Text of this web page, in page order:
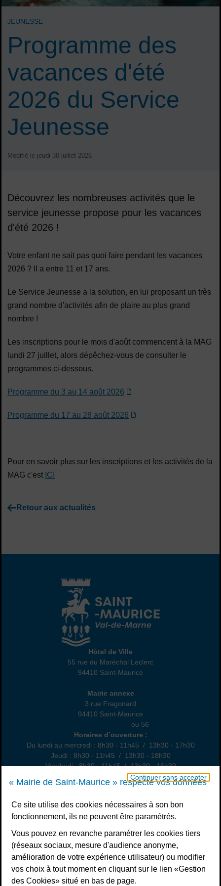
Continuer sans accepter
« Mairie de Saint-Maurice » respecte vos données
Ce site utilise des cookies nécessaires à son bon
fonctionnement, ils ne peuvent être paramétrés.
Vous pouvez en revanche paramétrer les cookies tiers
(réseaux sociaux, mesure d'audience anonyme,
amélioration de votre expérience utilisateur) ou modifier
vos choix à tout moment en cliquant sur le lien «Gestion
des Cookies» situé en bas de page.
Programme des
vacances d'été
2026 du Service
Jeunesse
JEUNESSE
Modifié le jeudi 30 juillet 2026
Découvrez les nombreuses activités que le
service jeunesse propose pour les vacances
d'été 2026 !
Votre enfant ne sait pas quoi faire pendant les vacances
2026 ? Il a entre 11 et 17 ans.
Le Service Jeunesse a la solution, en lui proposant un très
grand nombre d'activités afin de plaire au plus grand
nombre !
Les inscriptions pour le mois d'août commencent à la MAG
lundi 27 juillet, alors dépêchez-vous de consulter le
programmes ci-dessous.
Programme du 3 au 14 août 2026
Programme du 17 au 28 août 2026
Pour en savoir plus sur les inscriptions et les activités de la
MAG c'est ICI
Retour aux actualités
Hôtel de Ville
Hôtel de Ville
55 rue du Maréchal Leclerc
94410 Saint-Maurice
Annexe
Mairie annexe
3 rue Fragonard
94410 Saint-Maurice
ou 56
Horaires d’ouverture :
Du lundi au mercredi : 8h30 - 11h45 / 13h30 - 17h30
Jeudi : 8h30 - 11h45 / 13h30 - 18h30
Vendredi : 8h30 - 11h45 / 13h30 - 16h30
Un samedi par mois : permanence état civil, sur rendez-vous
S’inscrire à la newsletter
Télécharger l’application
Nous suivre
Facebook
Instagram
Youtube
LinkedIn
Calaméo